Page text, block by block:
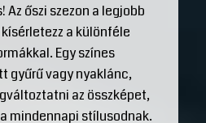
Az őszi szezon a legjobb
a különféle
Egy színes
gyűrű vagy nyaklánc,
az összképet,
mindennapi stílusodnak.